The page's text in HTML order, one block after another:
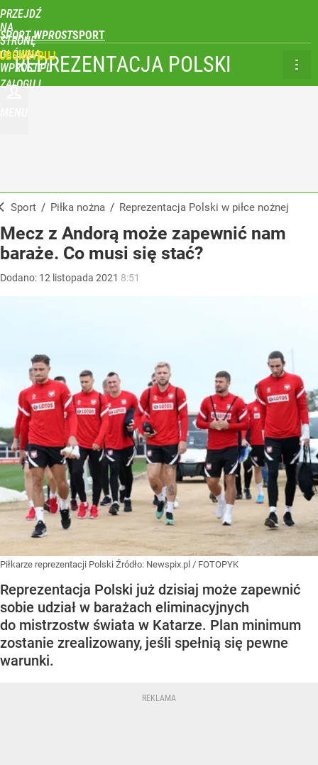
PRZEJDŹ
NA
STRONĘ
GŁÓWNĄ
WPROST.PL
SPORT WPROST
ZALOGUJ
REPREZENTACJA POLSKI
Sport / Piłka nożna / Reprezentacja Polski w piłce nożnej
Mecz z Andorą może zapewnić nam
baraże. Co musi się stać?
Dodano: 12 listopada 2021 8:51
Piłkarze reprezentacji Polski Źródło: Newspix.pl / FOTOPYK
Reprezentacja Polski już dzisiaj może zapewnić
sobie udział w barażach eliminacyjnych
do mistrzostw świata w Katarze. Plan minimum
zostanie zrealizowany, jeśli spełnią się pewne
warunki.